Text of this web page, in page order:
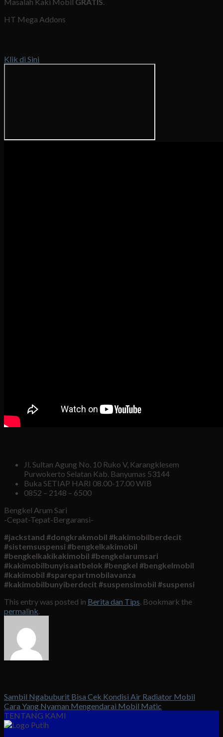
HT Mega Addons
Klik di Sini
Jl. Sultan Agung No. 10 Ruko V, Karangklesem
Purwokerto Selatan Kab. Banyumas 53144
Buka SETIAP HARI 08.00-17.00 WIB
0852 – 2148 – 6500
Bengkel Arum Sari
-Cepat-Tepat-Bergaransi-
#jackstand #dongkrakmobil #kakimobilberdecit
#sistemsuspensi #bengkelkakimobil
#bengkelkakikakimobil #bengkelarumsari
#kakimobilbunyisaatbelok #bengkel #bengkelmobil
#kakimobil #sparepartmobilavanza
#kakimobilbunyiberdecit #suspensimobil #suspensi
This entry was posted in Berita dan Tips. Bookmark the
permalink.
Sambil Ngabuburit Bisa Cek Kondisi Air Radiator Mobil
Cara Yang Nyaman Mengendarai Mobil Matic
TENTANG KAMI